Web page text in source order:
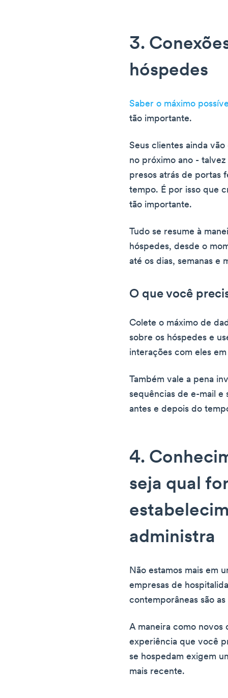
3.
hóspedes
Saber o máximo
tão importante.
Seus clientes ainda
no próximo ano -
presos atrás de portas
tempo. É por isso que
tão importante.
Tudo se resume à
hóspedes, desde o
até os dias, semanas e
O que você
Colete o máximo de
sobre os hóspedes e
interações com eles
Também vale a pena
sequências de e-mail e
antes e depois do
4.
seja qual
administra
Não estamos mais em
empresas de
contemporâneas são
A maneira como novos
experiência que você
se hospedam exigem
mais recente.